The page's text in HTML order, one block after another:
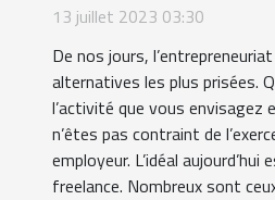
13 juillet 2023 03:30
De nos jours,
alternatives les plus prisées.
l’activité que vous envisagez
n’êtes pas contraint de
employeur. L’idéal aujourd’hui
freelance. Nombreux sont